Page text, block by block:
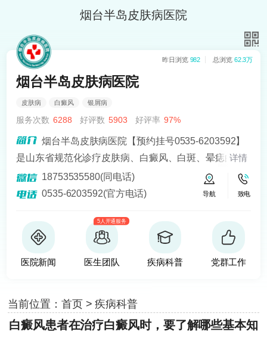
烟台半岛皮肤病医院
昨日浏览 982 总浏览 62.3万
烟台半岛皮肤病医院
皮肤病 白癜风 银屑病
服务次数 6288 好评数 5903 好评率 97%
烟台半岛皮肤病医院【预约挂号0535-6203592】
是山东省规范化诊疗皮肤病、白癜风、白斑、晕痣的医
院。熟悉皮肤病科常见病、多发病、疑难病的诊治，尤
其擅长光化学疗法、窄波紫外线、308准分子激光以及外
移植治疗白癜风，包括自体表皮移植、微小皮片移植、
自体培养黑素细胞移植等。
详情
18753535580(同电话)
0535-6203592(官方电话)
导航 致电
医院新闻
5人开通服务
医生团队 疾病科普 党群工作
当前位置： 首页>疾病科普
白癜风患者在治疗白癜风时，要了解哪些基本知